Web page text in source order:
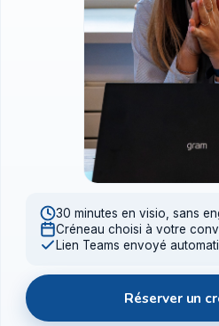
30 minutes en visio, sans
Créneau choisi à votre
Lien Teams envoyé
Réserver un